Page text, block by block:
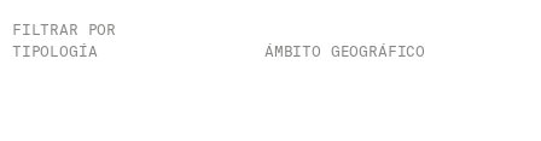
FILTRAR POR
TIPOLOGÍA
ÁMBITO GEOGRÁFICO